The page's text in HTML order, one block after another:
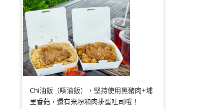
Chi油飯（喫油飯），堅持使用黑豬肉+埔
里香菇，還有米粉和肉排蛋吐司哦！